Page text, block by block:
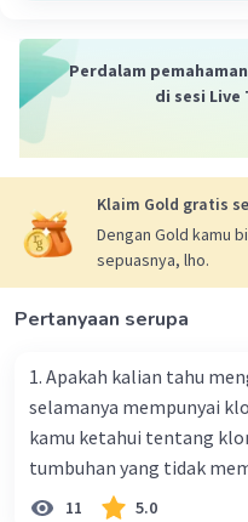
Level 94
Penyebab
Adanya
Pelapukan ini
beriklim
Beri Rating·0.0(0)
Perdalam
di sesi Live
Klaim Gold gratis
Dengan Gold kamu
sepuasnya, lho.
Pertanyaan serupa
1. Apakah kalian tahu
selamanya mempunyai
kamu ketahui tentang
tumbuhan yang tidak
11 5.0